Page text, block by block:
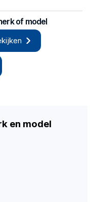
of model
en model